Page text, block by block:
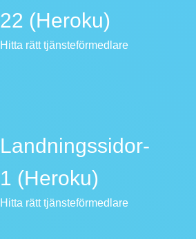
22 (Heroku)
Hitta rätt tjänsteförmedlare
Landningssidor-
1 (Heroku)
Hitta rätt tjänsteförmedlare